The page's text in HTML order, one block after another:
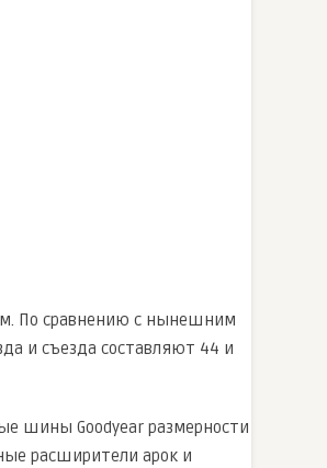
По сравнению с нынешним
и съезда составляют 44 и
шины Goodyear размерности
расширители арок и